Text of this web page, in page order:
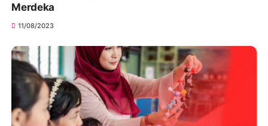
Merdeka
11/08/2023